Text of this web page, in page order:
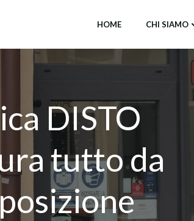
HOME CHI SIAMO
DISTO
tutto da